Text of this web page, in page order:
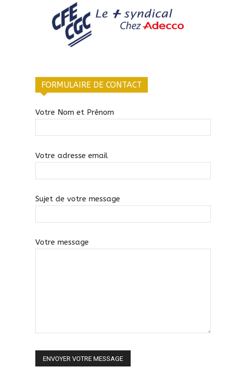
FORMULAIRE DE CONTACT
Votre Nom et Prénom
Votre adresse email
Sujet de votre message
Votre message